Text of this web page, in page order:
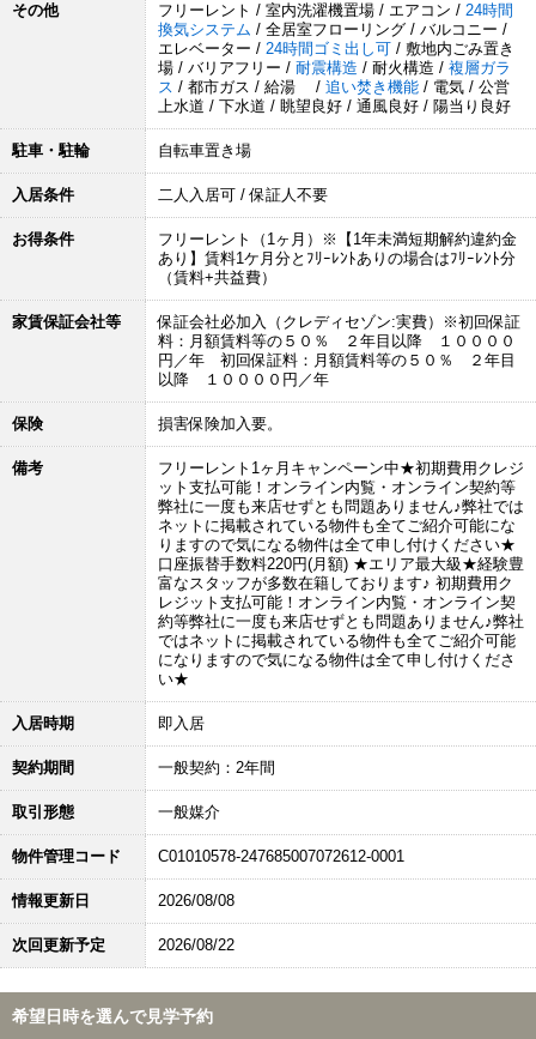
その他 フリーレント / 室内洗濯機置場 / エアコン / 24時間
換気システム / 全居室フローリング / バルコニー /
エレベーター / 24時間ゴミ出し可 / 敷地内ごみ置き
場 / バリアフリー / 耐震構造 / 耐火構造 / 複層ガラ
ス / 都市ガス / 給湯 / 追い焚き機能 / 電気 / 公営
上水道 / 下水道 / 眺望良好 / 通風良好 / 陽当り良好
駐車・駐輪 自転車置き場
入居条件 二人入居可 / 保証人不要
お得条件
フリーレント（1ヶ月）※【1年未満短期解約違約金
あり】賃料1ケ月分とﾌﾘｰﾚﾝﾄありの場合はﾌﾘｰﾚﾝﾄ分
（賃料+共益費）
家賃保証会社等
保証会社必加入（クレディセゾン:実費）※初回保証
料：月額賃料等の５０％ ２年目以降 １００００
円／年 初回保証料：月額賃料等の５０％ ２年目
以降 １００００円／年
保険 損害保険加入要。
備考
フリーレント1ヶ月キャンペーン中★初期費用クレジ
ット支払可能！オンライン内覧・オンライン契約等
弊社に一度も来店せずとも問題ありません♪弊社では
ネットに掲載されている物件も全てご紹介可能にな
りますので気になる物件は全て申し付けください★
口座振替手数料220円(月額) ★エリア最大級★経験豊
富なスタッフが多数在籍しております♪ 初期費用ク
レジット支払可能！オンライン内覧・オンライン契
約等弊社に一度も来店せずとも問題ありません♪弊社
ではネットに掲載されている物件も全てご紹介可能
になりますので気になる物件は全て申し付けくださ
い★
入居時期 即入居
契約期間 一般契約：2年間
取引形態 一般媒介
物件管理コード C01010578-247685007072612-0001
情報更新日 2026/08/08
次回更新予定 2026/08/22
希望日時を選んで見学予約